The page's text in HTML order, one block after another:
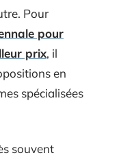
Pour
pour
prix, il
en
spécialisées
souvent